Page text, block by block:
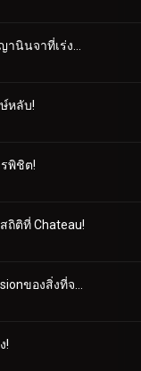
หลับ!
พิชิต!
ถิติที่ Chateau!
!